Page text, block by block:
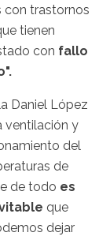
con trastornos
tienen
con fallo
Daniel López
ventilación y
del
de
de todo es
que
dejar